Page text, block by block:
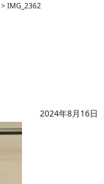
>IMG_2362
2024年8月16日